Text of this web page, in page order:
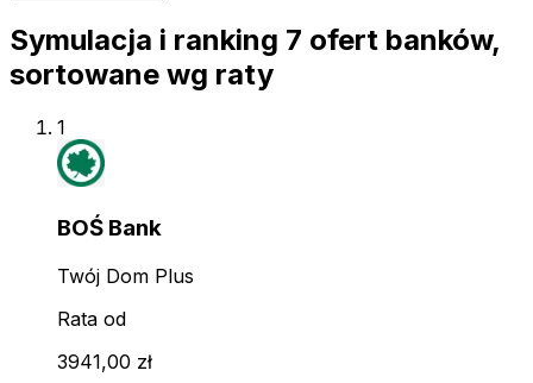
Symulacja i ranking 7 ofert banków,
sortowane wg raty
1
BOŚ Bank
Twój Dom Plus
Rata od
3941,00 zł